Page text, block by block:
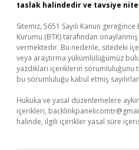
taslak halindedir ve tavsiye
Sitemiz, 5651 Sayılı Kanun
Kurumu (BTK) tarafından
vermektedir. Bu nedenle, sitedeki
veya araştırma yükümlülüğümüz
yazdıkları içeriklerin sorumluluğunu
bu sorumluluğu kabul etmiş
Hukuka ve yasal düzenlemelere
içerikleri,
halinde, ilgili içerikler yasal süre